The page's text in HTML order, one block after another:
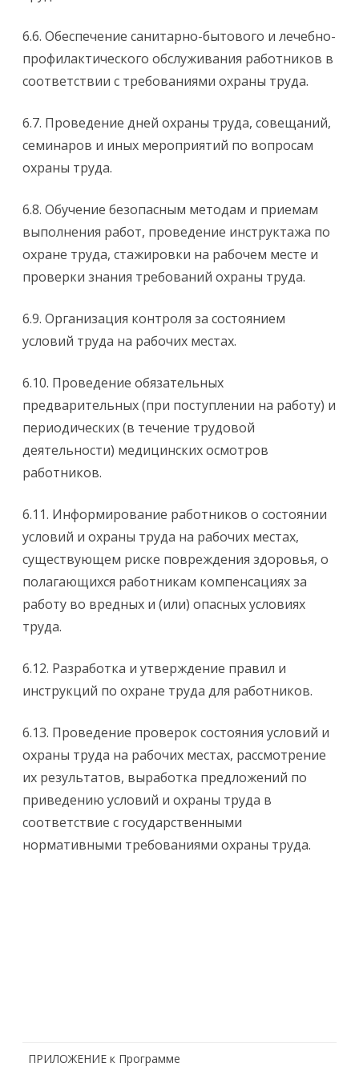
6.6. Обеспечение санитарно-бытового и лечебно-
профилактического обслуживания работников в
соответствии с требованиями охраны труда.
6.7. Проведение дней охраны труда, совещаний,
семинаров и иных мероприятий по вопросам
охраны труда.
6.8. Обучение безопасным методам и приемам
выполнения работ, проведение инструктажа по
охране труда, стажировки на рабочем месте и
проверки знания требований охраны труда.
6.9. Организация контроля за состоянием
условий труда на рабочих местах.
6.10. Проведение обязательных
предварительных (при поступлении на работу) и
периодических (в течение трудовой
деятельности) медицинских осмотров
работников.
6.11. Информирование работников о состоянии
условий и охраны труда на рабочих местах,
существующем риске повреждения здоровья, о
полагающихся работникам компенсациях за
работу во вредных и (или) опасных условиях
труда.
6.12. Разработка и утверждение правил и
инструкций по охране труда для работников.
6.13. Проведение проверок состояния условий и
охраны труда на рабочих местах, рассмотрение
их результатов, выработка предложений по
приведению условий и охраны труда в
соответствие с государственными
нормативными требованиями охраны труда.
ПРИЛОЖЕНИЕ к Программе